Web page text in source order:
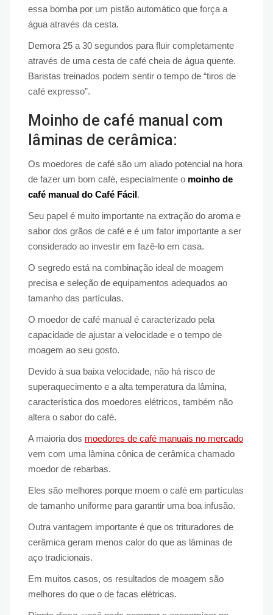
essa bomba por um pistão automático que força a
água através da cesta.
Demora 25 a 30 segundos para fluir completamente
através de uma cesta de café cheia de água quente.
Baristas treinados podem sentir o tempo de “tiros de
café expresso”.
Moinho de café manual com
lâminas de cerâmica:
Os moedores de café são um aliado potencial na hora
de fazer um bom café, especialmente o moinho de
café manual do Café Fácil .
Seu papel é muito importante na extração do aroma e
sabor dos grãos de café e é um fator importante a ser
considerado ao investir em fazê-lo em casa.
O segredo está na combinação ideal de moagem
precisa e seleção de equipamentos adequados ao
tamanho das partículas.
O moedor de café manual é caracterizado pela
capacidade de ajustar a velocidade e o tempo de
moagem ao seu gosto.
Devido à sua baixa velocidade, não há risco de
superaquecimento e a alta temperatura da lâmina,
característica dos moedores elétricos, também não
altera o sabor do café.
A maioria dos moedores de café manuais no mercado
vem com uma lâmina cônica de cerâmica chamado
moedor de rebarbas.
Eles são melhores porque moem o café em partículas
de tamanho uniforme para garantir uma boa infusão.
Outra vantagem importante é que os trituradores de
cerâmica geram menos calor do que as lâminas de
aço tradicionais.
Em muitos casos, os resultados de moagem são
melhores do que o de facas elétricas.